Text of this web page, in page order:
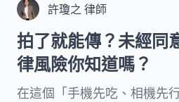
許瓊之 律師
拍了就能傳？未經同
律風險你知道嗎？
在這個「手機先吃、相機先